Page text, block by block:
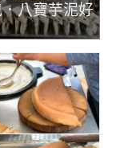
八寶芋泥好